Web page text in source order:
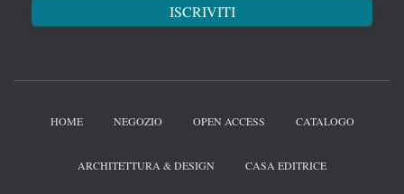
HOME NEGOZIO OPEN ACCESS CATALOGO
ARCHITETTURA & DESIGN CASA EDITRICE